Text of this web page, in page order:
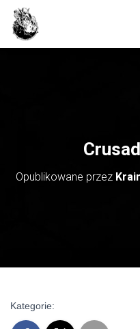
Opublikowane przez
Kategorie: